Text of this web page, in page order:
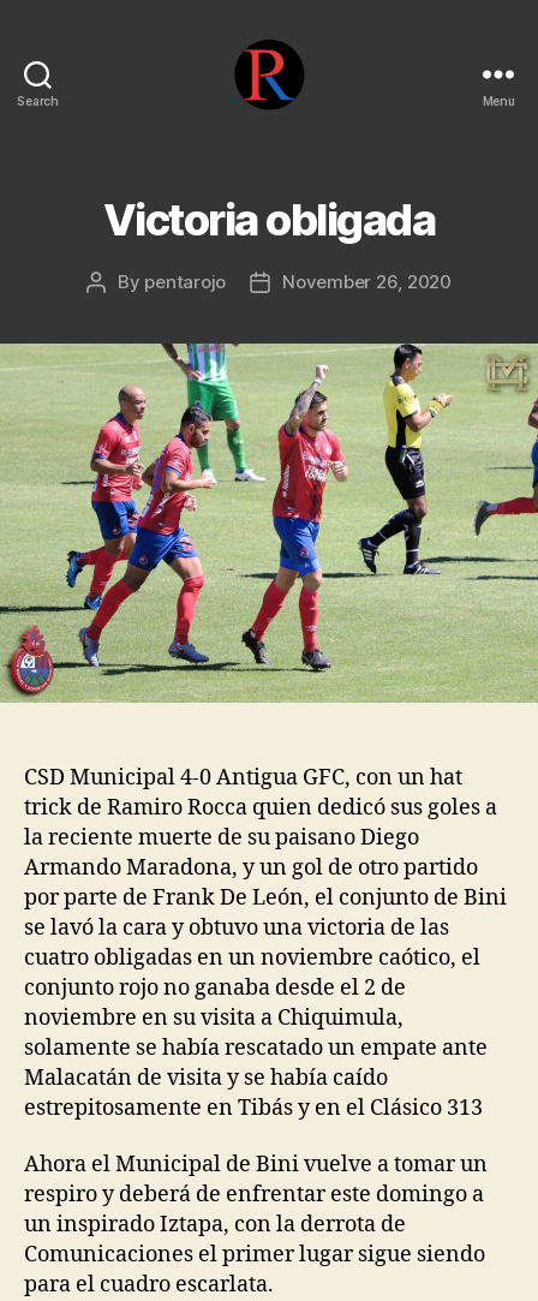
Search Menu
Victoria obligada
Post
By pentarojo
PostNovember 26, 2020
CSD Municipal 4-0 Antigua GFC, con un hat
trick de Ramiro Rocca quien dedicó sus goles a
la reciente muerte de su paisano Diego
Armando Maradona, y un gol de otro partido
por parte de Frank De León, el conjunto de Bini
se lavó la cara y obtuvo una victoria de las
cuatro obligadas en un noviembre caótico, el
conjunto rojo no ganaba desde el 2 de
noviembre en su visita a Chiquimula,
solamente se había rescatado un empate ante
Malacatán de visita y se había caído
estrepitosamente en Tibás y en el Clásico 313
Ahora el Municipal de Bini vuelve a tomar un
respiro y deberá de enfrentar este domingo a
un inspirado Iztapa, con la derrota de
Comunicaciones el primer lugar sigue siendo
para el cuadro escarlata.